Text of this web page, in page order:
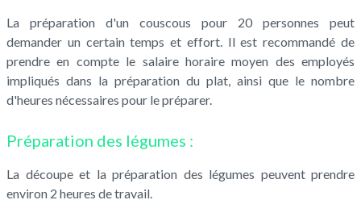
La préparation d'un couscous pour 20 personnes peut
demander un certain temps et effort. Il est recommandé de
prendre en compte le salaire horaire moyen des employés
impliqués dans la préparation du plat, ainsi que le nombre
d'heures nécessaires pour le préparer.
Préparation des légumes :
La découpe et la préparation des légumes peuvent prendre
environ 2 heures de travail.